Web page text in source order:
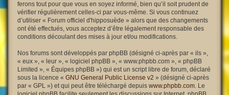
ferons tout pour que vous en soyez informé, bien qu’il soit prudent de
vérifier régulièrement celles-ci par vous-même. Si vous continuez
d’utiliser « Forum officiel d'hipposuède » alors que des changements
ont été effectués, vous acceptez d’être légalement responsable des
conditions découlant des mises à jour et/ou modifications.
Nos forums sont développés par phpBB (désigné ci-après par « ils »,
« eux », « leur », « logiciel phpBB », « www.phpbb.com », « phpBB
Limited », « Équipes phpBB ») qui est un script libre de forum, déclaré
sous la licence « GNU General Public License v2 » (désigné ci-après
par « GPL ») et qui peut être téléchargé depuis www.phpbb.com. Le